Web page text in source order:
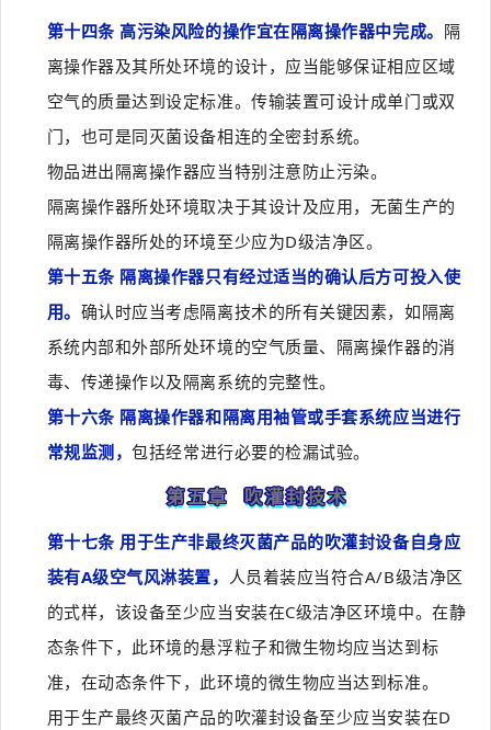
第十四条 高污染风险的操作宜在隔离操作器中完成。 隔
离操作器及其所处环境的设计，应当能够保证相应区域
空气的质量达到设定标准。传输装置可设计成单门或双
门，也可是同灭菌设备相连的全密封系统。
物品进出隔离操作器应当特别注意防止污染。
隔离操作器所处环境取决于其设计及应用，无菌生产的
隔离操作器所处的环境至少应为D级洁净区。
第十五条 隔离操作器只有经过适当的确认后方可投入使
用。 确认时应当考虑隔离技术的所有关键因素，如隔离
系统内部和外部所处环境的空气质量、隔离操作器的消
毒、传递操作以及隔离系统的完整性。
第十六条 隔离操作器和隔离用袖管或手套系统应当进行
常规监测，包括经常进行必要的检漏试验。
第五章 吹灌封技术
第十七条 用于生产非最终灭菌产品的吹灌封设备自身应
装有A级空气风淋装置， 人员着装应当符合A/B级洁净区
的式样，该设备至少应当安装在C级洁净区环境中。在静
态条件下，此环境的悬浮粒子和微生物均应当达到标
准，在动态条件下，此环境的微生物应当达到标准。
用于生产最终灭菌产品的吹灌封设备至少应当安装在D